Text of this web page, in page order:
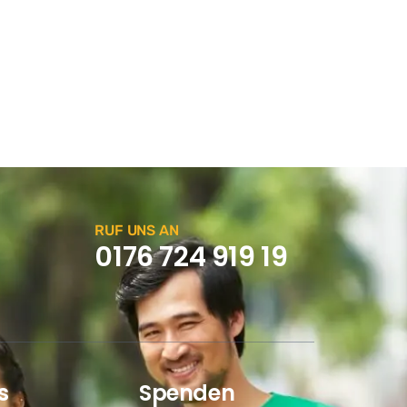
RUF UNS AN
0176 724 919 19
Spenden